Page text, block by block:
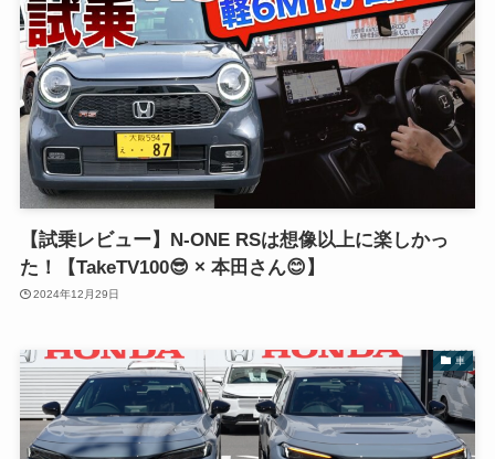
【試乗レビュー】N-ONE RSは想像以上に楽しかっ
た！【TakeTV100😎 × 本田さん😊】
2024年12月29日
車